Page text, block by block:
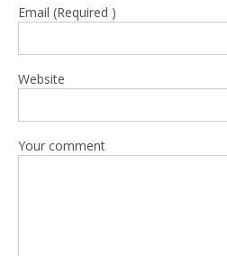
Email (Required )
Website
Your comment